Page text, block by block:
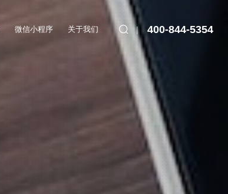
微信小程序 关于我们 400-844-5354